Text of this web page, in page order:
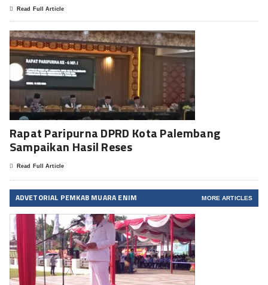
Read Full Article
Rapat Paripurna DPRD Kota Palembang
Sampaikan Hasil Reses
Read Full Article
ADVETORIAL PEMKAB MUARA ENIM MORE ARTICLES